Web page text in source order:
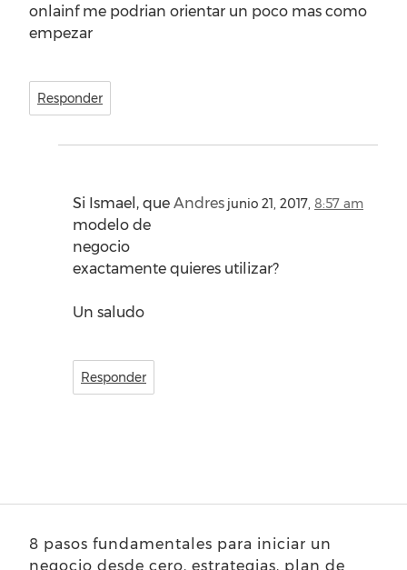
onlainf me podrian orientar un poco mas como
empezar
Responder
Andres junio 21, 2017, 8:57 am
Si Ismael, que
modelo de
negocio
exactamente quieres utilizar?
Un saludo
Responder
8 pasos fundamentales para iniciar un
negocio desde cero, estrategias, plan de